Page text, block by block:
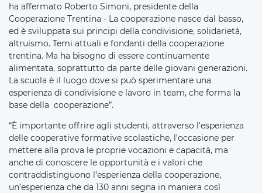
ha affermato Roberto Simoni, presidente della
Cooperazione Trentina - La cooperazione nasce dal basso,
ed è sviluppata sui principi della condivisione, solidarietà,
altruismo. Temi attuali e fondanti della cooperazione
trentina. Ma ha bisogno di essere continuamente
alimentata, soprattutto da parte delle giovani generazioni.
La scuola è il luogo dove si può sperimentare una
esperienza di condivisione e lavoro in team, che forma la
base della cooperazione”.
“È importante offrire agli studenti, attraverso l’esperienza
delle cooperative formative scolastiche, l’occasione per
mettere alla prova le proprie vocazioni e capacità, ma
anche di conoscere le opportunità e i valori che
contraddistinguono l’esperienza della cooperazione,
un’esperienza che da 130 anni segna in maniera così